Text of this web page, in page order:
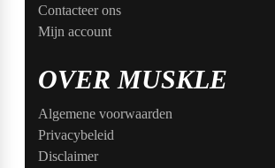
Contacteer ons
Mijn account
OVER MUSKLE
Algemene voorwaarden
Privacybeleid
Disclaimer